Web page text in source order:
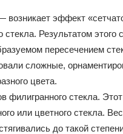
эффект
Результатом
пересечением
сложные,
цвета.
стекла. Этот
или цветного стекла.
до такой